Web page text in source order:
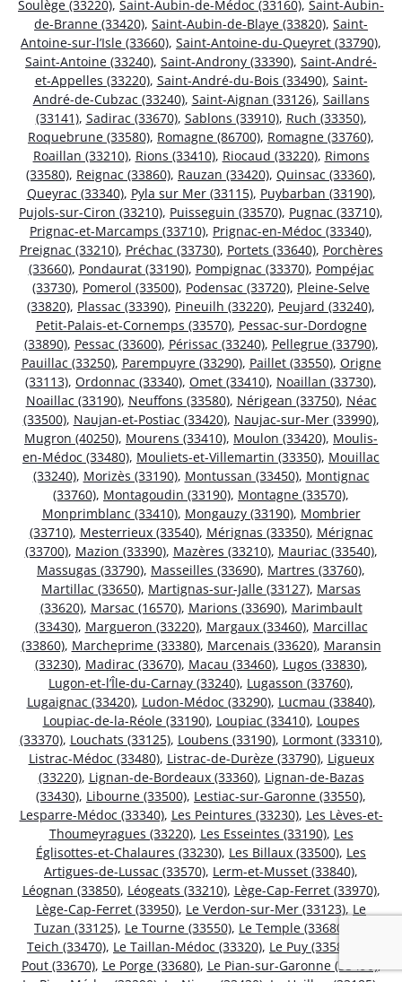
Soulège (33220), Saint-Aubin-de-Médoc (33160), Saint-Aubin-
de-Branne (33420), Saint-Aubin-de-Blaye (33820), Saint-
Antoine-sur-l’Isle (33660), Saint-Antoine-du-Queyret (33790),
Saint-Antoine (33240), Saint-Androny (33390), Saint-André-
et-Appelles (33220), Saint-André-du-Bois (33490), Saint-
André-de-Cubzac (33240), Saint-Aignan (33126), Saillans
(33141), Sadirac (33670), Sablons (33910), Ruch (33350),
Roquebrune (33580), Romagne (86700), Romagne (33760),
Roaillan (33210), Rions (33410), Riocaud (33220), Rimons
(33580), Reignac (33860), Rauzan (33420), Quinsac (33360),
Queyrac (33340), Pyla sur Mer (33115), Puybarban (33190),
Pujols-sur-Ciron (33210), Puisseguin (33570), Pugnac (33710),
Prignac-et-Marcamps (33710), Prignac-en-Médoc (33340),
Preignac (33210), Préchac (33730), Portets (33640), Porchères
(33660), Pondaurat (33190), Pompignac (33370), Pompéjac
(33730), Pomerol (33500), Podensac (33720), Pleine-Selve
(33820), Plassac (33390), Pineuilh (33220), Peujard (33240),
Petit-Palais-et-Cornemps (33570), Pessac-sur-Dordogne
(33890), Pessac (33600), Périssac (33240), Pellegrue (33790),
Pauillac (33250), Parempuyre (33290), Paillet (33550), Origne
(33113), Ordonnac (33340), Omet (33410), Noaillan (33730),
Noaillac (33190), Neuffons (33580), Nérigean (33750), Néac
(33500), Naujan-et-Postiac (33420), Naujac-sur-Mer (33990),
Mugron (40250), Mourens (33410), Moulon (33420), Moulis-
en-Médoc (33480), Mouliets-et-Villemartin (33350), Mouillac
(33240), Morizès (33190), Montussan (33450), Montignac
(33760), Montagoudin (33190), Montagne (33570),
Monprimblanc (33410), Mongauzy (33190), Mombrier
(33710), Mesterrieux (33540), Mérignas (33350), Mérignac
(33700), Mazion (33390), Mazères (33210), Mauriac (33540),
Massugas (33790), Masseilles (33690), Martres (33760),
Martillac (33650), Martignas-sur-Jalle (33127), Marsas
(33620), Marsac (16570), Marions (33690), Marimbault
(33430), Margueron (33220), Margaux (33460), Marcillac
(33860), Marcheprime (33380), Marcenais (33620), Maransin
(33230), Madirac (33670), Macau (33460), Lugos (33830),
Lugon-et-l’Île-du-Carnay (33240), Lugasson (33760),
Lugaignac (33420), Ludon-Médoc (33290), Lucmau (33840),
Loupiac-de-la-Réole (33190), Loupiac (33410), Loupes
(33370), Louchats (33125), Loubens (33190), Lormont (33310),
Listrac-Médoc (33480), Listrac-de-Durèze (33790), Ligueux
(33220), Lignan-de-Bordeaux (33360), Lignan-de-Bazas
(33430), Libourne (33500), Lestiac-sur-Garonne (33550),
Lesparre-Médoc (33340), Les Peintures (33230), Les Lèves-et-
Thoumeyragues (33220), Les Esseintes (33190), Les
Églisottes-et-Chalaures (33230), Les Billaux (33500), Les
Artigues-de-Lussac (33570), Lerm-et-Musset (33840),
Léognan (33850), Léogeats (33210), Lège-Cap-Ferret (33970),
Lège-Cap-Ferret (33950), Le Verdon-sur-Mer (33123), Le
Tuzan (33125), Le Tourne (33550), Le Temple (33680)
Teich (33470), Le Taillan-Médoc (33320), Le Puy (33580)
Pout (33670), Le Porge (33680), Le Pian-sur-Garonne (33490),